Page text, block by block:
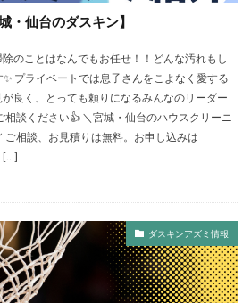
・仙台のダスキン】
のことはなんでもお任せ！！どんな汚れもし
プライベートでは息子さんをこよなく愛する
良く、とっても頼りになるみんなのリーダー
相談ください👍 ＼宮城・仙台のハウスクリーニ
ご相談、お見積りは無料。お申し込みは
[…]
ダスキンアズミ情報